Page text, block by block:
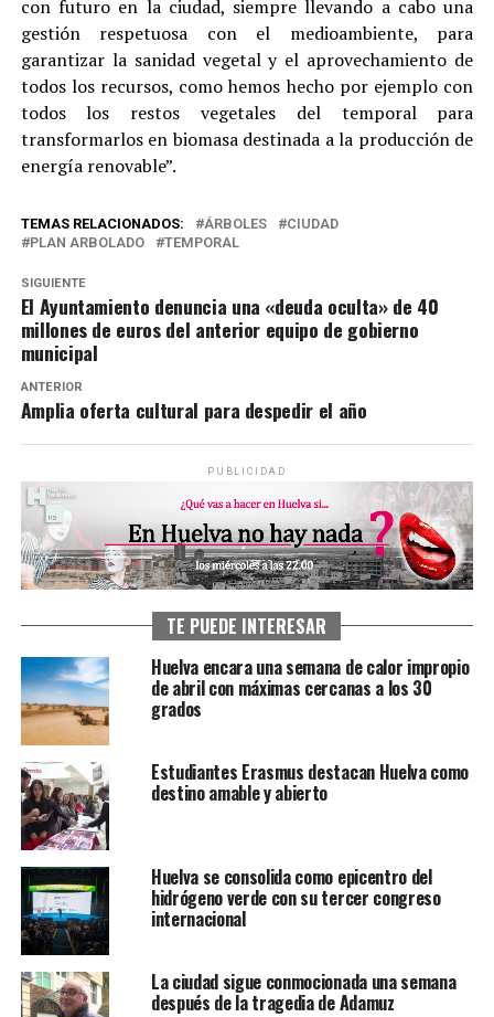
con futuro en la ciudad, siempre llevando a cabo una
gestión respetuosa con el medioambiente, para
garantizar la sanidad vegetal y el aprovechamiento de
todos los recursos, como hemos hecho por ejemplo con
todos los restos vegetales del temporal para
transformarlos en biomasa destinada a la producción de
energía renovable”.
TEMAS RELACIONADOS: ÁRBOLES
CIUDAD
PLAN ARBOLADO
TEMPORAL
SIGUIENTE
El Ayuntamiento denuncia una «deuda oculta» de 40
millones de euros del anterior equipo de gobierno
municipal
ANTERIOR
Amplia oferta cultural para despedir el año
PUBLICIDAD
TE PUEDE INTERESAR
Huelva encara una semana de calor impropio
de abril con máximas cercanas a los 30
grados
Estudiantes Erasmus destacan Huelva como
destino amable y abierto
Huelva se consolida como epicentro del
hidrógeno verde con su tercer congreso
internacional
La ciudad sigue conmocionada una semana
después de la tragedia de Adamuz